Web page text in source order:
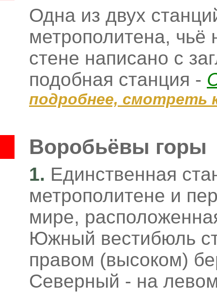
Одна из двух
метрополитена, чьё
стене написано с
подобная станция -
подробнее, смотреть
Воробьёвы горы
1. Единственная
метрополитене и
мире,
Южный вестибюль
правом (высоком)
Северный - на